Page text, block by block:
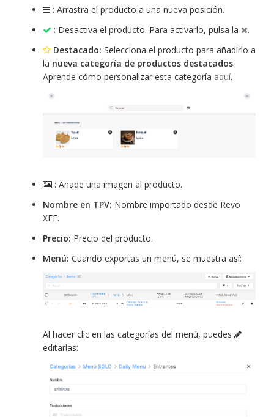
: Arrastra el producto a una nueva posición.
: Desactiva el producto. Para activarlo, pulsa la
.
Destacado: Selecciona el producto para añadirlo a
la nueva categoría de productos destacados.
Aprende cómo personalizar esta categoría aquí.
: Añade una imagen al producto.
Nombre en TPV: Nombre importado desde Revo
XEF.
Precio: Precio del producto.
Menú: Cuando exportas un menú, se muestra así:
Al hacer clic en las categorías del menú, puedes
editarlas: